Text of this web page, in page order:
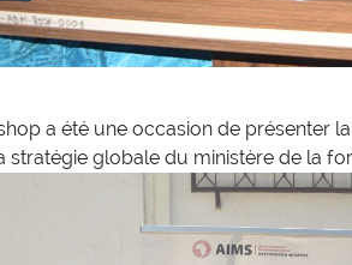
a été une occasion de présenter
stratégie globale du ministère de la